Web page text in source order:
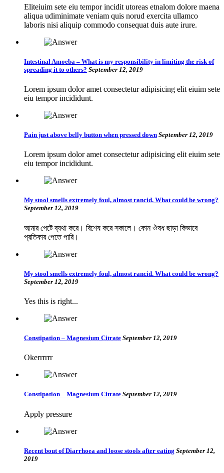
Eliteiuim sete eiu tempor incidit utoreas etnalom dolore maena
aliqua udiminimate veniam quis norud exercita ullamco
laboris nisi aliquip commodo consequat duis aute irure.
Intestinal Amoeba – What is my responsibility in limiting the risk of
spreading it to others? September 12, 2019
Lorem ipsum dolor amet consectetur adipisicing elit eiuim sete
eiu tempor incididunt.
Pain just above belly button when pressed down September 12, 2019
Lorem ipsum dolor amet consectetur adipisicing elit eiuim sete
eiu tempor incididunt.
My stool smells extremely foul, almost rancid. What could be wrong?
September 12, 2019
আমার পেটে ব্যথা করে। বিশেষ করে সকালে। কোন ঔষধ ছাড়া কিভাবে
প্রতিকার পেতে পারি।
My stool smells extremely foul, almost rancid. What could be wrong?
September 12, 2019
Yes this is right...
Constipation – Magnesium Citrate September 12, 2019
Okerrrrrr
Constipation – Magnesium Citrate September 12, 2019
Apply pressure
Recent bout of Diarrhoea and loose stools after eating September 12,
2019